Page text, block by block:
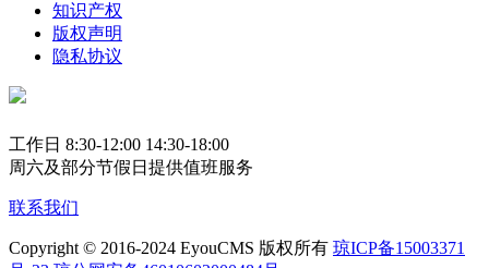
知识产权
版权声明
隐私协议
工作日 8:30-12:00 14:30-18:00
周六及部分节假日提供值班服务
联系我们
Copyright © 2016-2024 EyouCMS 版权所有 琼ICP备15003371